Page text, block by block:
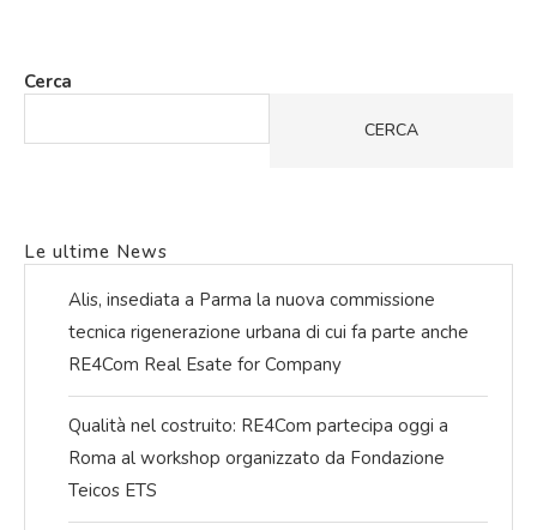
Cerca
CERCA
Le ultime News
Alis, insediata a Parma la nuova commissione
tecnica rigenerazione urbana di cui fa parte anche
RE4Com Real Esate for Company
Qualità nel costruito: RE4Com partecipa oggi a
Roma al workshop organizzato da Fondazione
Teicos ETS